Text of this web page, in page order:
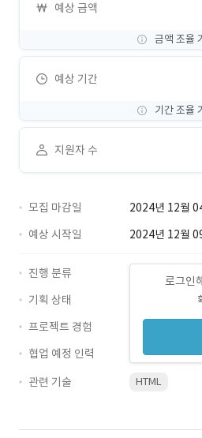
예상 금액
금액 조율
예상 기간
기간 조율
지원자 수
모집 마감일
2024년 12월
예상 시작일
2024년 12월
로그인
진행 분류
기획 상태
프로젝트 경험
협업 예정 인력
관련 기술
HTML